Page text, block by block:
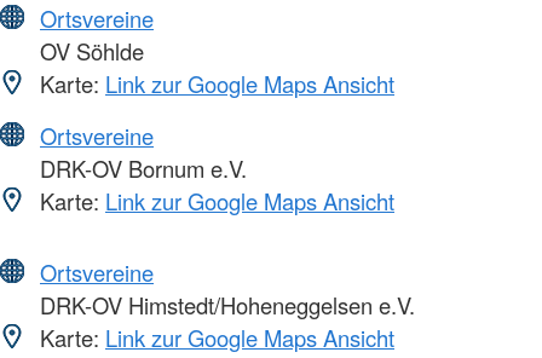
Ortsvereine
OV Söhlde
Karte: Link zur Google Maps Ansicht
Ortsvereine
DRK-OV Bornum e.V.
Karte: Link zur Google Maps Ansicht
Ortsvereine
DRK-OV Himstedt/Hoheneggelsen e.V.
Karte: Link zur Google Maps Ansicht